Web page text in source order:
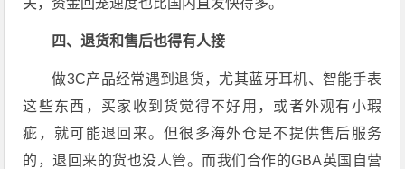
关，资金回笼速度也比国内直发快得多。
四、退货和售后也得有人接
做3C产品经常遇到退货，尤其蓝牙耳机、智能手表
这些东西，买家收到货觉得不好用，或者外观有小瑕
疵，就可能退回来。但很多海外仓是不提供售后服务
的，退回来的货也没人管。而我们合作的GBA英国自营